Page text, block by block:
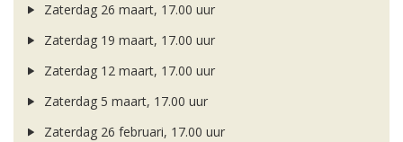
Zaterdag 26 maart, 17.00 uur
Zaterdag 19 maart, 17.00 uur
Zaterdag 12 maart, 17.00 uur
Zaterdag 5 maart, 17.00 uur
Zaterdag 26 februari, 17.00 uur